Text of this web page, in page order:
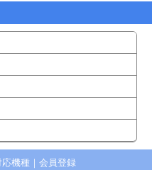
応機種 会員登録